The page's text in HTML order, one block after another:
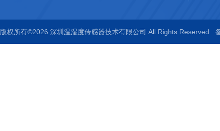
版权所有©2026 深圳温湿度传感器技术有限公司 All Rights Reserved